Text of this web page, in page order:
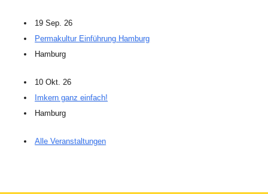
19 Sep. 26
Permakultur Einführung Hamburg
Hamburg
10 Okt. 26
Imkern ganz einfach!
Hamburg
Alle Veranstaltungen